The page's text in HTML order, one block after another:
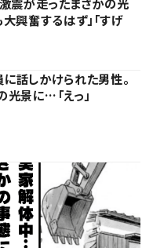
興奮するはず」「すげ
話しかけられた男性。
景に…「えっ」